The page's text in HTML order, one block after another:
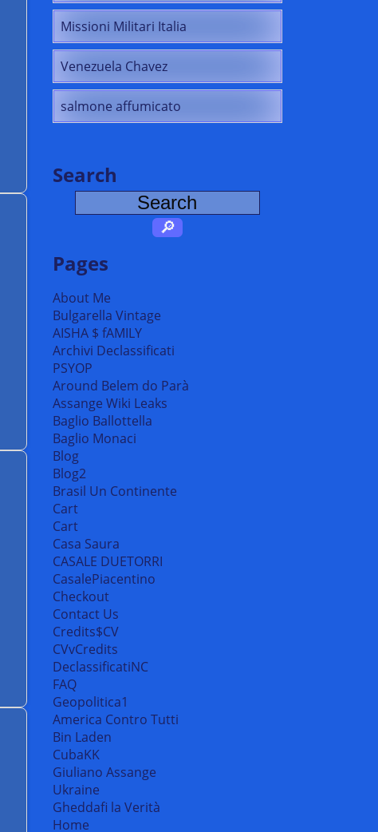
Missioni Militari Italia
Venezuela Chavez
salmone affumicato
Search
Pages
About Me
Bulgarella Vintage
AISHA $ fAMILY
Archivi Declassificati
PSYOP
Around Belem do Parà
Assange Wiki Leaks
Baglio Ballottella
Baglio Monaci
Blog
Blog2
Brasil Un Continente
Cart
Cart
Casa Saura
CASALE DUETORRI
CasalePiacentino
Checkout
Contact Us
Credits$CV
CVvCredits
DeclassificatiNC
FAQ
Geopolitica1
America Contro Tutti
Bin Laden
CubaKK
Giuliano Assange
Ukraine
Gheddafi la Verità
Home